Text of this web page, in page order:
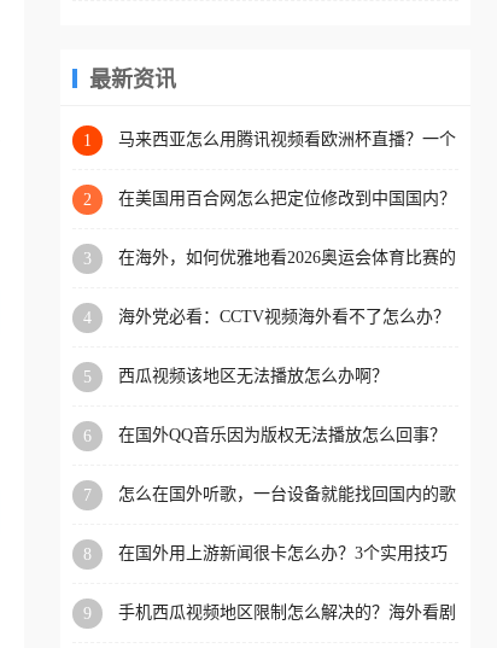
区工作、留学、定居等，都
权限制所困扰。
回国加速器，即可解决「海
版权限制」的问题，无论人
国、加拿大、澳大利亚、欧
学、定居等，都可以使用，
扰。
最新资讯
1
马来西亚怎么用腾讯视频看欧洲杯直播？一个
2
在美国用百合网怎么把定位修改到中国国内？
3
在海外，如何优雅地看2026奥运会体育比赛的
4
海外党必看：CCTV视频海外看不了怎么办？
5 西瓜视频该地区无法播放怎么办啊？
6
在国外QQ音乐因为版权无法播放怎么回事？
7
怎么在国外听歌，一台设备就能找回国内的歌
8
在国外用上游新闻很卡怎么办？3个实用技巧
9
手机西瓜视频地区限制怎么解决的？海外看剧